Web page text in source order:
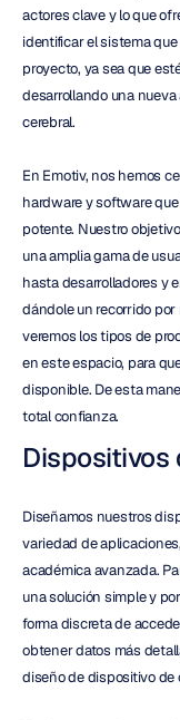
actores clave y lo que
identificar el sistema
proyecto, ya sea que
desarrollando una
cerebral.
En Emotiv, nos hemos
hardware y software
potente. Nuestro
una amplia gama de
hasta desarrolladores y
dándole un recorrido
veremos los tipos de
en este espacio, para
disponible. De esta
total confianza.
Dispositivos
Diseñamos nuestros
variedad de
académica avanzada.
una solución simple y
forma discreta de
obtener datos más
diseño de dispositivo de